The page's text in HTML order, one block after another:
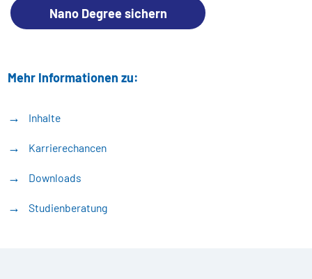
Nano Degree sichern
Mehr Informationen zu:
Inhalte
Karrierechancen
Downloads
Studienberatung